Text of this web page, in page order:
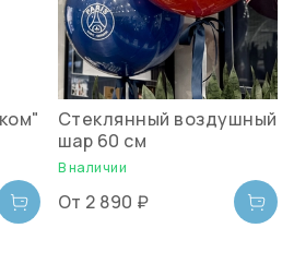
Стеклянный воздушный
шар 60 см
В наличии
От 2 890 ₽